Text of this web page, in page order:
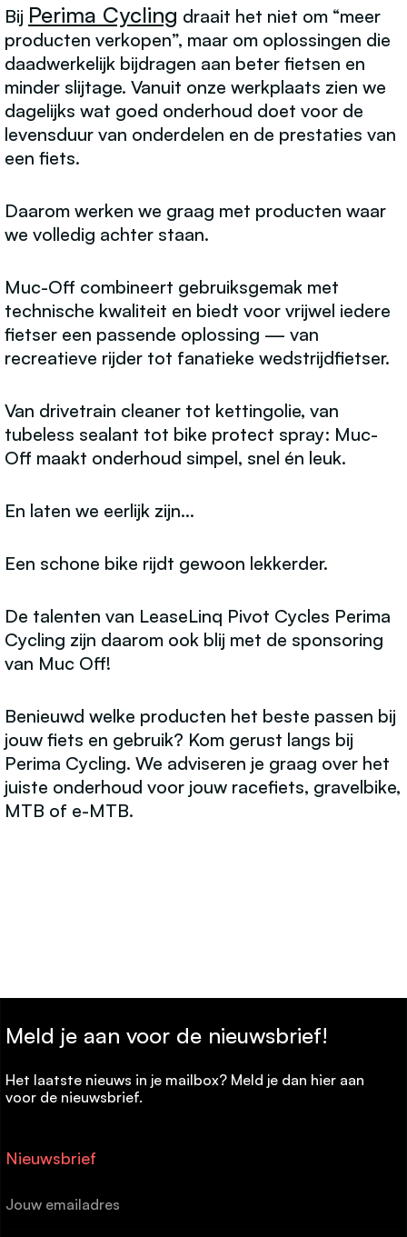
Bij Perima Cycling draait het niet om “meer
producten verkopen”, maar om oplossingen die
daadwerkelijk bijdragen aan beter fietsen en
minder slijtage. Vanuit onze werkplaats zien we
dagelijks wat goed onderhoud doet voor de
levensduur van onderdelen en de prestaties van
een fiets.
Daarom werken we graag met producten waar
we volledig achter staan.
Muc-Off combineert gebruiksgemak met
technische kwaliteit en biedt voor vrijwel iedere
fietser een passende oplossing — van
recreatieve rijder tot fanatieke wedstrijdfietser.
Van drivetrain cleaner tot kettingolie, van
tubeless sealant tot bike protect spray: Muc-
Off maakt onderhoud simpel, snel én leuk.
En laten we eerlijk zijn…
Een schone bike rijdt gewoon lekkerder.
De talenten van LeaseLinq Pivot Cycles Perima
Cycling zijn daarom ook blij met de sponsoring
van Muc Off!
Benieuwd welke producten het beste passen bij
jouw fiets en gebruik? Kom gerust langs bij
Perima Cycling. We adviseren je graag over het
juiste onderhoud voor jouw racefiets, gravelbike,
MTB of e-MTB.
Meld je aan voor de nieuwsbrief!
Het laatste nieuws in je mailbox? Meld je dan hier aan
voor de nieuwsbrief.
Nieuwsbrief